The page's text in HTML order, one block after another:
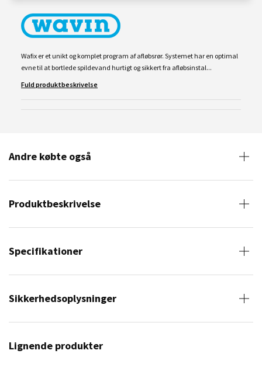
Wafix er et unikt og komplet program af afløbsrør. Systemet har en optimal
evne til at bortlede spildevand hurtigt og sikkert fra afløbsinstal...
Fuld produktbeskrivelse
Andre købte også
Produktbeskrivelse
Specifikationer
Sikkerhedsoplysninger
Lignende produkter